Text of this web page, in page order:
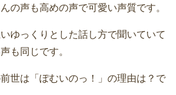
の声も高めの声で可愛い声質です。
ゆっくりとした話し方で聞いていて
も同じです。
世は「ぽむいのっ！」の理由は？で